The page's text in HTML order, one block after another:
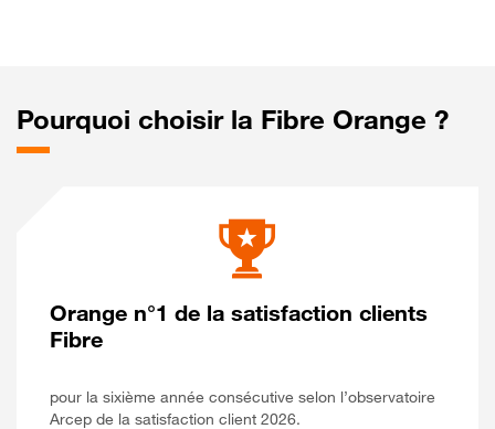
Pourquoi choisir la Fibre Orange ?
Orange n°1 de la satisfaction clients
Fibre
pour la sixième année consécutive selon l’observatoire
Arcep de la satisfaction client 2026.